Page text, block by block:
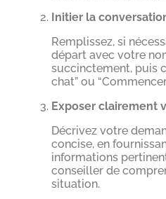
Initier la
Remplissez, si
départ avec votre
succinctement, puis
chat” ou
Exposer clairement
Décrivez votre
concise, en
informations
conseiller de
situation.